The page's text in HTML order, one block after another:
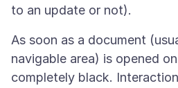
As soon as a document
navigable area) is opened
completely black.